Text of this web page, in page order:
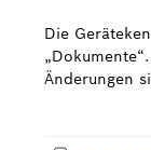
Die
„Dokumente“.
Änderungen